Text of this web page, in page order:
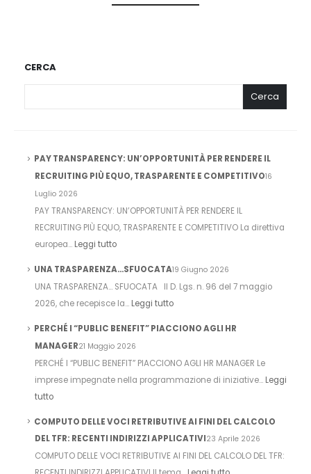
CERCA
Cerca
PAY TRANSPARENCY: UN’OPPORTUNITÀ PER RENDERE IL
RECRUITING PIÙ EQUO, TRASPARENTE E COMPETITIVO16
Luglio 2026
PAY TRANSPARENCY: UN’OPPORTUNITÀ PER RENDERE IL
RECRUITING PIÙ EQUO, TRASPARENTE E COMPETITIVO La direttiva
europea… Leggi tutto
UNA TRASPARENZA…SFUOCATA19 Giugno 2026
UNA TRASPARENZA… SFUOCATA Il D. Lgs. n. 96 del 7 maggio
2026, che recepisce la… Leggi tutto
PERCHÉ I “PUBLIC BENEFIT” PIACCIONO AGLI HR
MANAGER21 Maggio 2026
PERCHÉ I “PUBLIC BENEFIT” PIACCIONO AGLI HR MANAGER Le
imprese impegnate nella programmazione di iniziative… Leggi
tutto
COMPUTO DELLE VOCI RETRIBUTIVE AI FINI DEL CALCOLO
DEL TFR: RECENTI INDIRIZZI APPLICATIVI23 Aprile 2026
COMPUTO DELLE VOCI RETRIBUTIVE AI FINI DEL CALCOLO DEL TFR: